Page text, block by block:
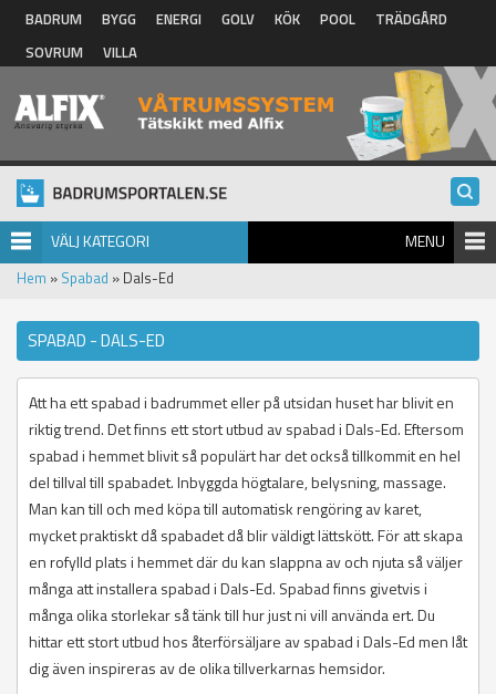
Hoppa till huvudinnehåll
BADRUM BYGG ENERGI GOLV KÖK POOL
TRÄDGÅRD
SOVRUM
VILLA
VÄLJ KATEGORI MENU
Hem » Spabad » Dals-Ed
SPABAD - DALS-ED
Att ha ett spabad i badrummet eller på utsidan huset har blivit en
riktig trend. Det finns ett stort utbud av spabad i Dals-Ed. Eftersom
spabad i hemmet blivit så populärt har det också tillkommit en hel
del tillval till spabadet. Inbyggda högtalare, belysning, massage.
Man kan till och med köpa till automatisk rengöring av karet,
mycket praktiskt då spabadet då blir väldigt lättskött. För att skapa
en rofylld plats i hemmet där du kan slappna av och njuta så väljer
många att installera spabad i Dals-Ed. Spabad finns givetvis i
många olika storlekar så tänk till hur just ni vill använda ert. Du
hittar ett stort utbud hos återförsäljare av spabad i Dals-Ed men låt
dig även inspireras av de olika tillverkarnas hemsidor.